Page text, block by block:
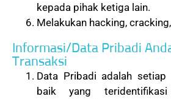
kepada pihak ketiga lain.
Melakukan hacking,
Informasi/Data Pribadi
Transaksi
Data Pribadi adalah setiap
baik yang